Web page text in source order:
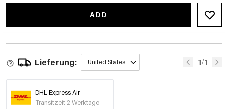
ADD
Lieferung: United States 1/1
DHL Express Air
Transitzeit 2 Werktage